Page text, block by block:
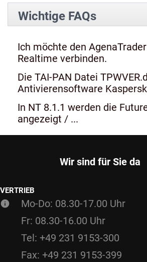
Wichtige FAQs
Ich möchte den
Realtime verbinden.
Die TAI-PAN Datei
Antivierensoftware
In NT 8.1.1 werden die
angezeigt / ...
Wir sind für Sie da
VERTRIEB
Mo-Do: 08.30-17.00 Uhr
Fr: 08.30-16.00 Uhr
Tel: +49 231 9153-300
Fax: +49 231 9153-399